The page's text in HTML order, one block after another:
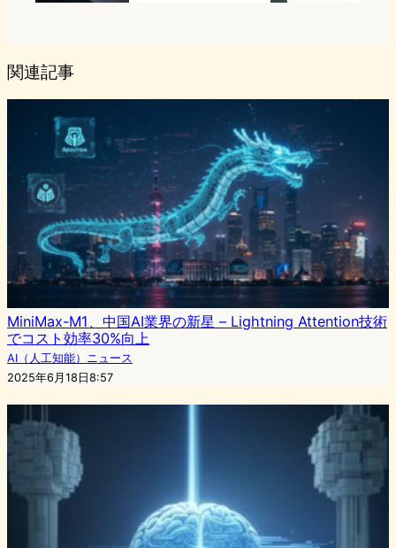
関連記事
MiniMax-M1、中国AI業界の新星 – Lightning Attention技術
でコスト効率30%向上
AI（人工知能）ニュース
2025年6月18日8:57